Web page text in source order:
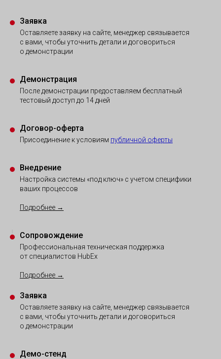
Заявка
Оставляете заявку на сайте, менеджер связывается
с вами, чтобы уточнить детали и договориться
о демонстрации
Демонстрация
После демонстрации предоставляем бесплатный
тестовый доступ до 14 дней
Договор-оферта
Присоединение к условиям публичной оферты
Внедрение
Настройка системы «под ключ» с учетом специфики
ваших процессов
Подробнее →
Сопровождение
Профессиональная техническая поддержка
от специалистов HubEx
Подробнее →
Заявка
Оставляете заявку на сайте, менеджер связывается
с вами, чтобы уточнить детали и договориться
о демонстрации
Демо-стенд